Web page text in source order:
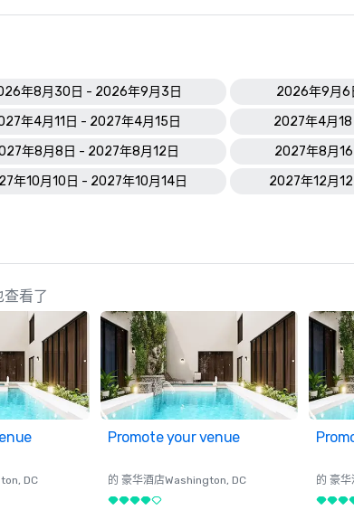
年8月30日 - 2026年9月3日 2026年9月6
年4月11日 - 2027年4月15日 2027年4月
年8月8日 - 2027年8月12日 2027年8月
年10月10日 - 2027年10月14日 2027年12月
看了
, DC
Promote your venue
的 豪华酒店Washington, DC 的 豪华